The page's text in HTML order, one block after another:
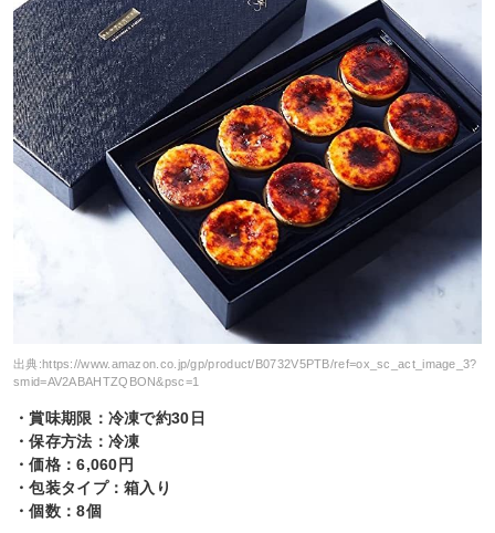
出典:https://www.amazon.co.jp/gp/product/B0732V5PTB/ref=ox_sc_act_image_3?
smid=AV2ABAHTZQBON&psc=1
・賞味期限：冷凍で約30日
・保存方法：冷凍
・価格：6,060円
・包装タイプ：箱入り
・個数：8個